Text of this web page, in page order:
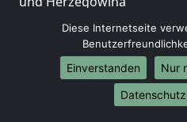
Umzug von Münster nach
Umzug von Münster nach
Umzug von Münster nach
Umzug von Münster nach
Umzug von Münster nach
Diese Internetseite
Einverstanden
Nur